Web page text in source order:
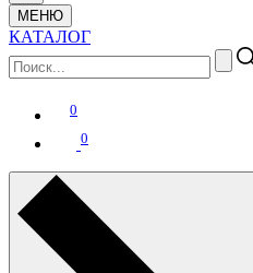
МЕНЮ
КАТАЛОГ
0
0